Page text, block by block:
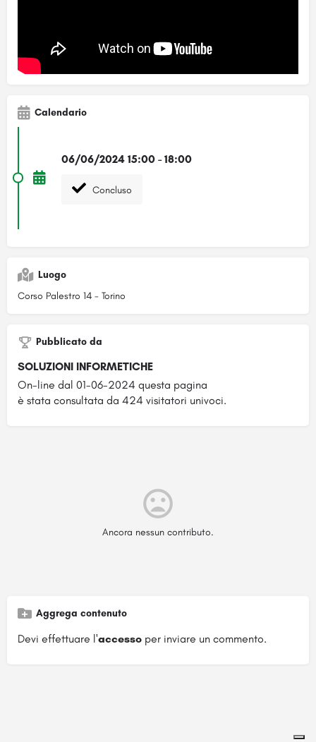
Calendario
06/06/2024 15:00 - 18:00
Concluso
Luogo
Corso Palestro 14 - Torino
Pubblicato da
SOLUZIONI INFORMETICHE
On-line dal 01-06-2024 questa pagina
è stata consultata da 424 visitatori univoci.
Ancora nessun contributo.
Aggrega contenuto
Devi effettuare l'accesso per inviare un commento.